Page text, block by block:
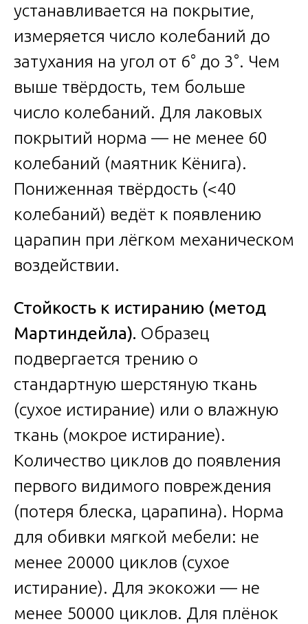
устанавливается на покрытие,
измеряется число колебаний до
затухания на угол от 6° до 3°. Чем
выше твёрдость, тем больше
число колебаний. Для лаковых
покрытий норма — не менее 60
колебаний (маятник Кёнига).
Пониженная твёрдость (<40
колебаний) ведёт к появлению
царапин при лёгком механическом
воздействии.
Стойкость к истиранию (метод
Мартиндейла). Образец
подвергается трению о
стандартную шерстяную ткань
(сухое истирание) или о влажную
ткань (мокрое истирание).
Количество циклов до появления
первого видимого повреждения
(потеря блеска, царапина). Норма
для обивки мягкой мебели: не
менее 20000 циклов (сухое
истирание). Для экокожи — не
менее 50000 циклов. Для плёнок